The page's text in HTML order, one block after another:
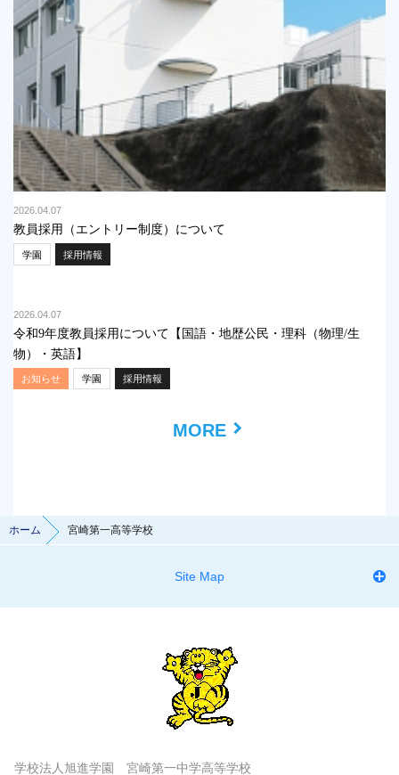
2026.04.07
教員採用（エントリー制度）について
学園 採用情報
2026.04.07
令和9年度教員採用について【国語・地歴公民・理科（物理/生
物）・英語】
お知らせ 学園 採用情報
MORE
ホーム 宮崎第一高等学校
Site Map
学校法人旭進学園 宮崎第一中学高等学校